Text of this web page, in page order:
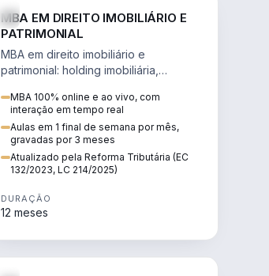
MBA EM DIREITO IMOBILIÁRIO E
PATRIMONIAL
MBA em direito imobiliário e
patrimonial: holding imobiliária,
contratos e impactos da Reforma
Tributária.
MBA 100% online e ao vivo, com
interação em tempo real
Aulas em 1 final de semana por mês,
gravadas por 3 meses
Atualizado pela Reforma Tributária (EC
132/2023, LC 214/2025)
DURAÇÃO
12 meses